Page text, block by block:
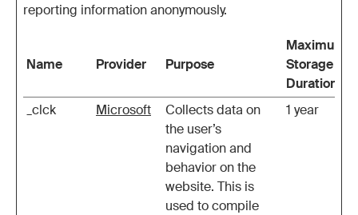
reporting information anonymously.
Name Provider Purpose
Maximum
Storage
Duration
_clck
Microsoft
Collects data on
the user’s
navigation and
behavior on the
website. This is
used to compile
1 year